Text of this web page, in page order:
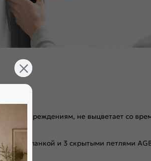
к повреждениям, не выцветает со
планкой и 3 скрытыми петлями